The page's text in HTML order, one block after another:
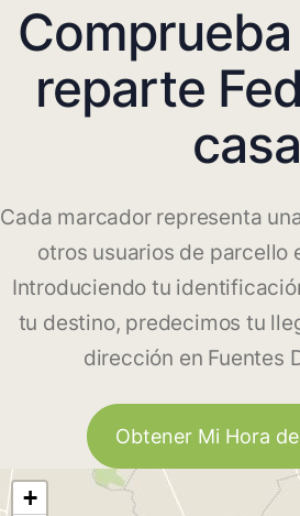
reparte
casa
Cada marcador representa
otros usuarios de parcello
Introduciendo tu
tu destino, predecimos tu
dirección en Fuentes
Obtener Mi Hora
+